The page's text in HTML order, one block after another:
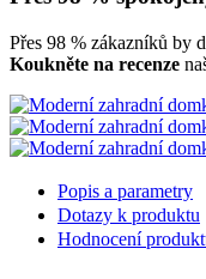
Přes 98 % zákazníků by
Koukněte na recenze
Popis a parametry
Dotazy k produktu
Hodnocení